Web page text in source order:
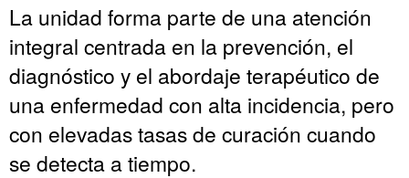
La unidad forma parte de una atención
integral centrada en la prevención, el
diagnóstico y el abordaje terapéutico de
una enfermedad con alta incidencia, pero
con elevadas tasas de curación cuando
se detecta a tiempo.